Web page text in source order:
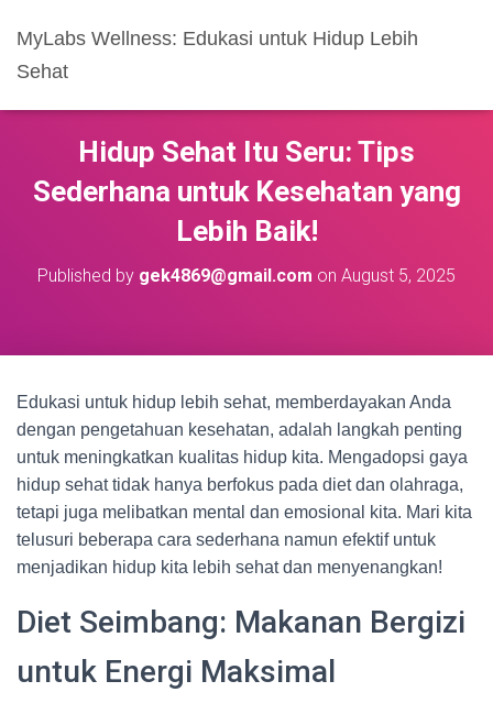
MyLabs Wellness: Edukasi untuk Hidup Lebih
Sehat
Hidup Sehat Itu Seru: Tips
Sederhana untuk Kesehatan yang
Lebih Baik!
Published by gek4869@gmail.com on August 5, 2025
Edukasi untuk hidup lebih sehat, memberdayakan Anda
dengan pengetahuan kesehatan, adalah langkah penting
untuk meningkatkan kualitas hidup kita. Mengadopsi gaya
hidup sehat tidak hanya berfokus pada diet dan olahraga,
tetapi juga melibatkan mental dan emosional kita. Mari kita
telusuri beberapa cara sederhana namun efektif untuk
menjadikan hidup kita lebih sehat dan menyenangkan!
Diet Seimbang: Makanan Bergizi
untuk Energi Maksimal